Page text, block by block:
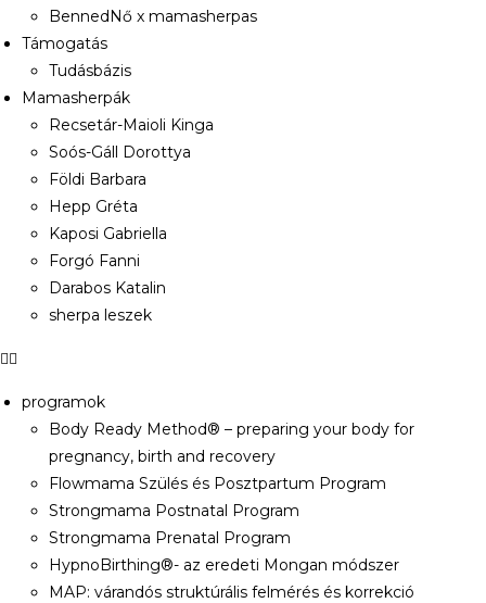
BennedNő x mamasherpas
Támogatás
Tudásbázis
Mamasherpák
Recsetár-Maioli Kinga
Soós-Gáll Dorottya
Földi Barbara
Hepp Gréta
Kaposi Gabriella
Forgó Fanni
Darabos Katalin
sherpa leszek
programok
Body Ready Method® – preparing your body for
pregnancy, birth and recovery
Flowmama Szülés és Posztpartum Program
Strongmama Postnatal Program
Strongmama Prenatal Program
HypnoBirthing®- az eredeti Mongan módszer
MAP: várandós struktúrális felmérés és korrekció